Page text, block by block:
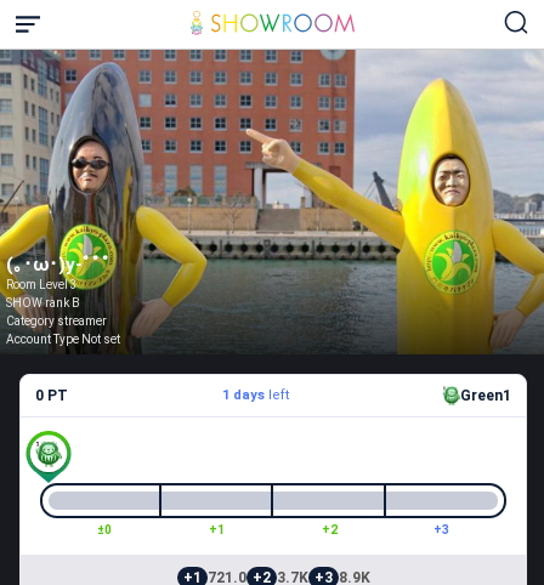
(｡･ω･)y-ﾟﾟﾟ
Room Level 3
SHOW rank B
Category streamer
Account Type Not set
0 PT 1 daysleft Green1
±0 +1 +2 +3
+1 721.0 +2 3.7K +3 8.9K